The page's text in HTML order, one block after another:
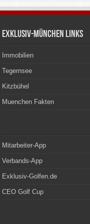
Exklusiv-München Links
Immobilien
Tegernsee
Kitzbühel
Muenchen Fakten
Mitarbeiter-App
Verbands-App
Exklusiv-Golfen.de
CEO Golf Cup